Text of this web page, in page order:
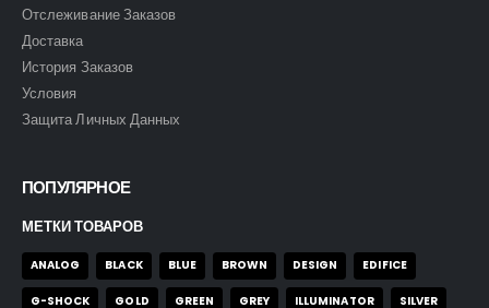
Отслеживание Заказов
Доставка
История Заказов
Условия
Защита Личных Данных
ПОПУЛЯРНОЕ
МЕТКИ ТОВАРОВ
ANALOG BLACK BLUE BROWN DESIGN EDIFICE
G-SHOCK GOLD GREEN GREY ILLUMINATOR SILVER